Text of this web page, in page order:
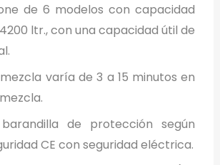
de 6 modelos con capacidad
ltr., con una capacidad útil de
varía de 3 a 15 minutos en
de protección según
CE con seguridad eléctrica.